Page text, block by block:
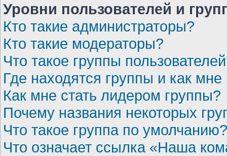
Уровни пользователей и
Кто такие администраторы?
Кто такие модераторы?
Что такое группы
Где находятся группы и как мне
Как мне стать лидером группы?
Почему названия некоторых
Что такое группа по умолчанию?
Что означает ссылка «Наша